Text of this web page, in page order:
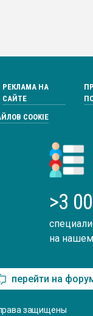
РЕКЛАМА НА
САЙТЕ
COOKIE
>3
на
перейти на
защищены